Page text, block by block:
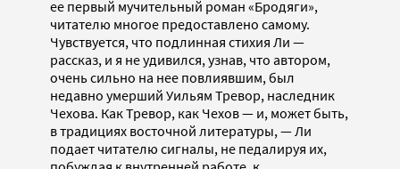
ее первый мучительный роман «Бродяги»,
читателю многое предоставлено самому.
Чувствуется, что подлинная стихия Ли —
рассказ, и я не удивился, узнав, что автором,
очень сильно на нее повлиявшим, был
недавно умерший Уильям Тревор, наследник
Чехова. Как Тревор, как Чехов — и, может быть,
в традициях восточной литературы, — Ли
подает читателю сигналы, не педалируя их,